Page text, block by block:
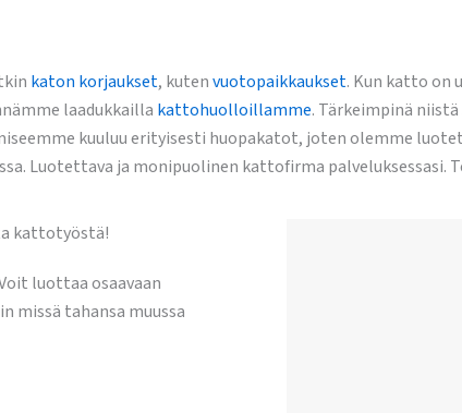
katon korjaukset, kutenvuotopaikkaukset. Kun katto on
laadukkailla kattohuolloillamme. Tärkeimpinä
kuuluu erityisesti huopakatot, joten olemme
Luotettava ja monipuolinen kattofirma palveluksessasi.
kattotyöstä!
luottaa osaavaan
missä tahansa muussa